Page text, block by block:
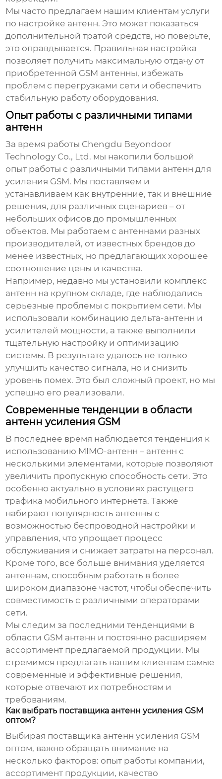
Мы часто предлагаем нашим клиентам услуги
по настройке антенн. Это может показаться
дополнительной тратой средств, но поверьте,
это оправдывается. Правильная настройка
позволяет получить максимальную отдачу от
приобретенной GSM антенны, избежать
проблем с перегрузками сети и обеспечить
стабильную работу оборудования.
Опыт работы с различными типами
антенн
За время работы Chengdu Beyondoor
Technology Co., Ltd. мы накопили большой
опыт работы с различными типами антенн для
усиления GSM. Мы поставляем и
устанавливаем как внутренние, так и внешние
решения, для различных сценариев – от
небольших офисов до промышленных
объектов. Мы работаем с антеннами разных
производителей, от известных брендов до
менее известных, но предлагающих хорошее
соотношение цены и качества.
Например, недавно мы установили комплекс
антенн на крупном складе, где наблюдались
серьезные проблемы с покрытием сети. Мы
использовали комбинацию дельта-антенн и
усилителей мощности, а также выполнили
тщательную настройку и оптимизацию
системы. В результате удалось не только
улучшить качество сигнала, но и снизить
уровень помех. Это был сложный проект, но мы
успешно его реализовали.
Современные тенденции в области
антенн усиления GSM
В последнее время наблюдается тенденция к
использованию MIMO-антенн – антенн с
несколькими элементами, которые позволяют
увеличить пропускную способность сети. Это
особенно актуально в условиях растущего
трафика мобильного интернета. Также
набирают популярность антенны с
возможностью беспроводной настройки и
управления, что упрощает процесс
обслуживания и снижает затраты на персонал.
Кроме того, все больше внимания уделяется
антеннам, способным работать в более
широком диапазоне частот, чтобы обеспечить
совместимость с различными операторами
сети.
Мы следим за последними тенденциями в
области GSM антенн и постоянно расширяем
ассортимент предлагаемой продукции. Мы
стремимся предлагать нашим клиентам самые
современные и эффективные решения,
которые отвечают их потребностям и
требованиям.
Как выбрать поставщика антенн усиления GSM
оптом?
Выбирая поставщика антенн усиления GSM
оптом, важно обращать внимание на
несколько факторов: опыт работы компании,
ассортимент продукции, качество